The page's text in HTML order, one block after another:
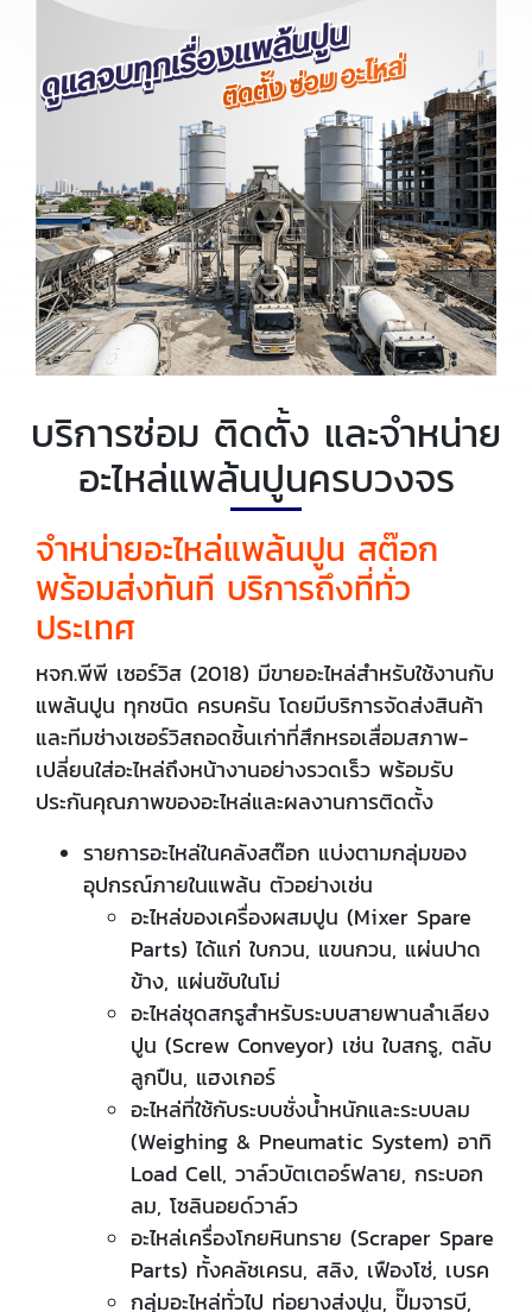
บริการซ่อม ติดตั้ง และจำหน่าย
อะไหล่แพล้นปูนครบวงจร
จำหน่ายอะไหล่แพล้นปูน สต๊อก
พร้อมส่งทันที บริการถึงที่ทั่ว
ประเทศ
หจก.พีพี เซอร์วิส (2018) มีขายอะไหล่สำหรับใช้งานกับ
แพล้นปูน ทุกชนิด ครบครัน โดยมีบริการจัดส่งสินค้า
และทีมช่างเซอร์วิสถอดชิ้นเก่าที่สึกหรอเสื่อมสภาพ-
เปลี่ยนใส่อะไหล่ถึงหน้างานอย่างรวดเร็ว พร้อมรับ
ประกันคุณภาพของอะไหล่และผลงานการติดตั้ง
รายการอะไหล่ในคลังสต๊อก แบ่งตามกลุ่มของ
อุปกรณ์ภายในแพล้น ตัวอย่างเช่น
อะไหล่ของเครื่องผสมปูน (Mixer Spare
Parts) ได้แก่ ใบกวน, แขนกวน, แผ่นปาด
ข้าง, แผ่นซับในโม่
อะไหล่ชุดสกรูสำหรับระบบสายพานลำเลียง
ปูน (Screw Conveyor) เช่น ใบสกรู, ตลับ
ลูกปืน, แฮงเกอร์
อะไหล่ที่ใช้กับระบบชั่งน้ำหนักและระบบลม
(Weighing & Pneumatic System) อาทิ
Load Cell, วาล์วบัตเตอร์ฟลาย, กระบอก
ลม, โซลินอยด์วาล์ว
อะไหล่เครื่องโกยหินทราย (Scraper Spare
Parts) ทั้งคลัชเครน, สลิง, เฟืองโซ่, เบรค
กลุ่มอะไหล่ทั่วไป ท่อยางส่งปูน, ปั๊มจารบี,